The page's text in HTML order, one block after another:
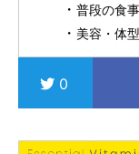
普段の食
美容・体
0